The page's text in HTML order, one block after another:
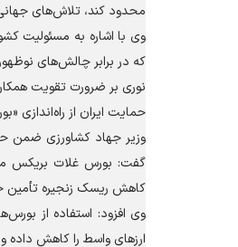
محدود کند، تلاش‌های
وی با اشاره به مسئولیت
که در برابر چالش‌های
نوری بر ضرورت تقویت
حمایت ایران از راه‌اندازی
وزیر جهاد کشاورزی ضمن
گفت: بورس غلات بریکس
کاهش ریسک زنجیره تأمین
وی افزود: استفاده از
ارز‌های واسط را کاهش